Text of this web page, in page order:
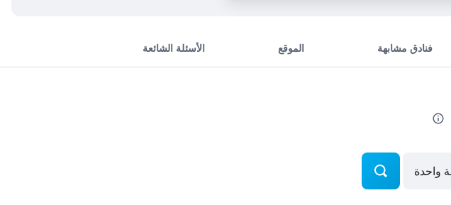
فنادق مشابهة الموقع الأسئلة الشائعة